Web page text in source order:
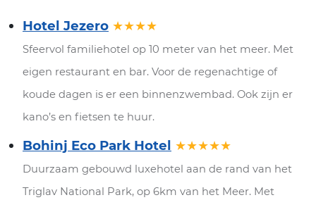
Hotel Jezero ★★★★
Sfeervol familiehotel op 10 meter van het meer. Met
eigen restaurant en bar. Voor de regenachtige of
koude dagen is er een binnenzwembad. Ook zijn er
kano’s en fietsen te huur.
Bohinj Eco Park Hotel ★★★★★
Duurzaam gebouwd luxehotel aan de rand van het
Triglav National Park, op 6km van het Meer. Met